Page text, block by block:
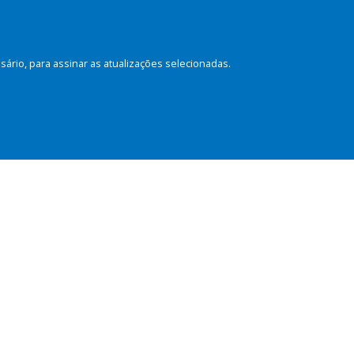
para assinar as atualizações selecionadas.